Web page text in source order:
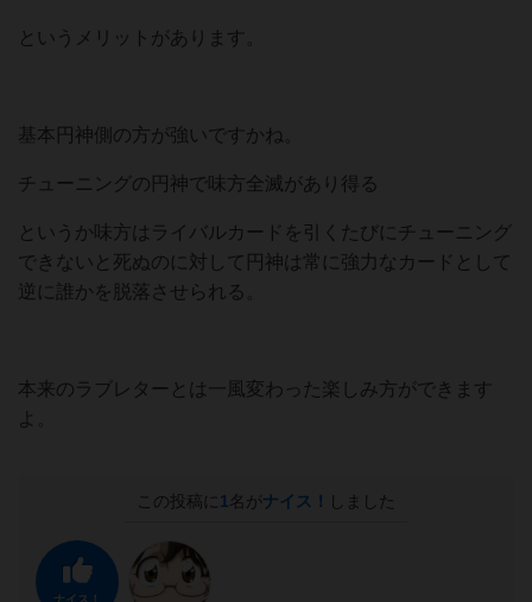
というメリットがあります。
基本円神側の方が強いですかね。
チューニングの円神で味方全滅があり得る
というか味方はライバルカードを引くたびにチューニング
できないと死ぬのに対して円神は常に強力なカードとして
逆に誰かを脱落させられる。
本来のラブレターとは一風変わった楽しみ方ができます
よ。
この投稿に 1 名がナイス！ しました
ナイス！